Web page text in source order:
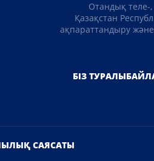
Отандық теле-
Қазақстан
ақпараттандыру
БІЗ ТУРАЛЫ
САЯСАТЫ